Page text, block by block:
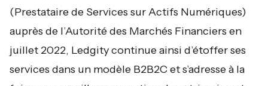
(Prestataire de Services sur Actifs Numériques)
auprès de l’Autorité des Marchés Financiers en
juillet 2022, Ledgity continue ainsi d’étoffer ses
services dans un modèle B2B2C et s’adresse à la